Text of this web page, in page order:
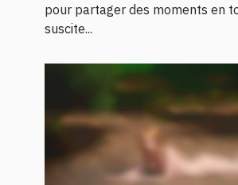
pour partager des moments en
suscite...